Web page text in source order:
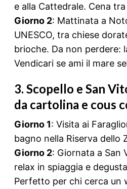
e alla Cattedrale. Cena
Giorno 2: Mattinata a
UNESCO, tra chiese
brioche. Da non perdere:
Vendicari se ami il mare
3. Scopello e San
da cartolina e cous
Giorno 1: Visita ai
bagno nella Riserva dello
Giorno 2: Giornata a San
relax in spiaggia e
Perfetto per chi cerca un